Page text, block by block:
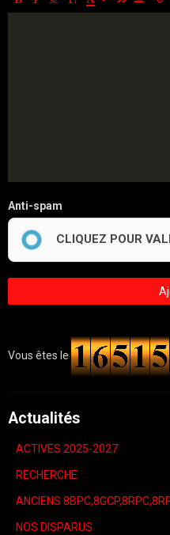
Anti-spam
CLIQUEZ POUR
Vous êtes le
Actualités
ACTIVES 2025-2027
RECHERCHE
ANCIENS
NOS DISPARUS